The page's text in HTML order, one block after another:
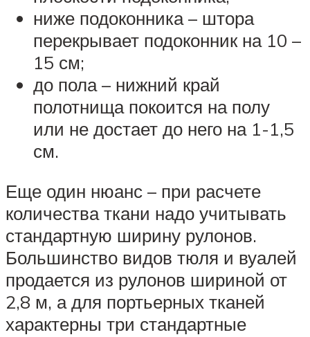
ниже подоконника – штора
перекрывает подоконник на 10 –
15 см;
до пола – нижний край
полотнища покоится на полу
или не достает до него на 1-1,5
см.
Еще один нюанс – при расчете
количества ткани надо учитывать
стандартную ширину рулонов.
Большинство видов тюля и вуалей
продается из рулонов шириной от
2,8 м, а для портьерных тканей
характерны три стандартные